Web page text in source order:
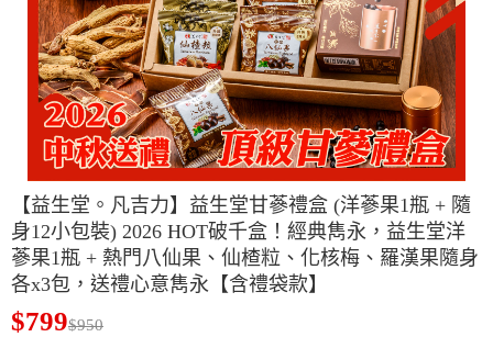
【益生堂。凡吉力】益生堂甘蔘禮盒 (洋蔘果1瓶 + 隨
身12小包裝) 2026 HOT破千盒！經典雋永，益生堂洋
蔘果1瓶 + 熱門八仙果、仙楂粒、化核梅、羅漢果隨身
各x3包，送禮心意雋永【含禮袋款】
$799$950